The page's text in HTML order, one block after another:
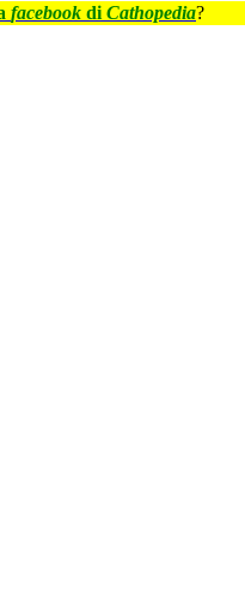
facebook di Cathopedia?